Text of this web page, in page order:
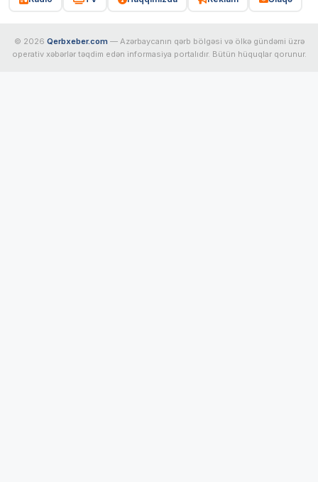
© 2026 Qerbxeber.com — Azərbaycanın qərb bölgəsi və ölkə gündəmi üzrə
operativ xəbərlər təqdim edən informasiya portalıdır. Bütün hüquqlar qorunur.